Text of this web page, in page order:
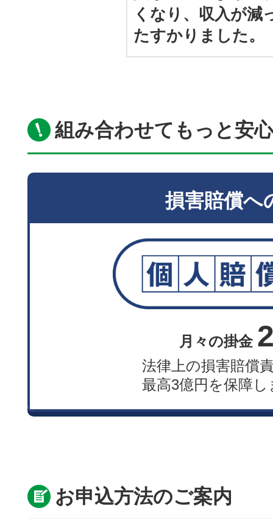
くなり、収入が減
たすかりました。
組み合わせてもっと安
損害賠償へ
月々の掛金
法律上の損害賠償
最高3億円を保障し
お申込方法のご案内